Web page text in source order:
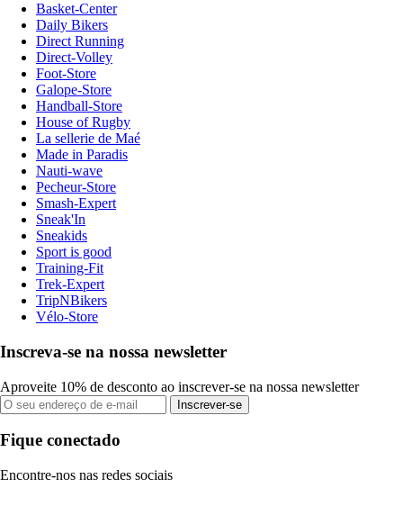
Basket-Center
Daily Bikers
Direct Running
Direct-Volley
Foot-Store
Galope-Store
Handball-Store
House of Rugby
La sellerie de Maé
Made in Paradis
Nauti-wave
Pecheur-Store
Smash-Expert
Sneak'In
Sneakids
Sport is good
Training-Fit
Trek-Expert
TripNBikers
Vélo-Store
Inscreva-se na nossa newsletter
Aproveite 10% de desconto ao inscrever-se na nossa newsletter
Inscrever-se
Fique conectado
Encontre-nos nas redes sociais